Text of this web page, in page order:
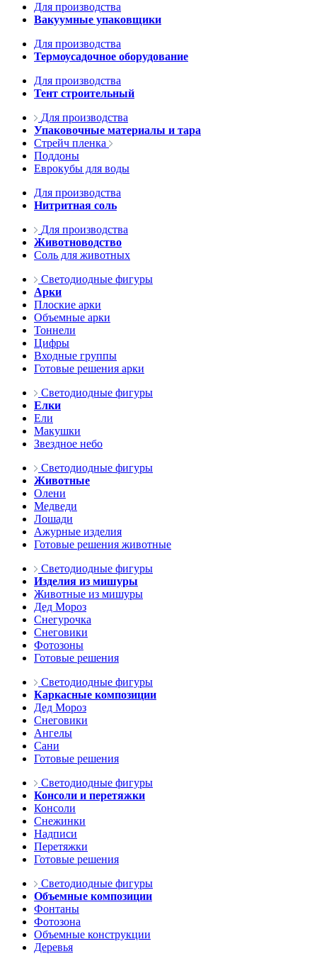
Для производства
Вакуумные упаковщики
Для производства
Термоусадочное оборудование
Для производства
Тент строительный
Для производства
Упаковочные материалы и тара
Стрейч пленка
Поддоны
Еврокубы для воды
Для производства
Нитритная соль
Для производства
Животноводство
Соль для животных
Светодиодные фигуры
Арки
Плоские арки
Объемные арки
Тоннели
Цифры
Входные группы
Готовые решения арки
Светодиодные фигуры
Елки
Ели
Макушки
Звездное небо
Светодиодные фигуры
Животные
Олени
Медведи
Лошади
Ажурные изделия
Готовые решения животные
Светодиодные фигуры
Изделия из мишуры
Животные из мишуры
Дед Мороз
Снегурочка
Снеговики
Фотозоны
Готовые решения
Светодиодные фигуры
Каркасные композиции
Дед Мороз
Снеговики
Ангелы
Сани
Готовые решения
Светодиодные фигуры
Консоли и перетяжки
Консоли
Снежинки
Надписи
Перетяжки
Готовые решения
Светодиодные фигуры
Объемные композиции
Фонтаны
Фотозона
Объемные конструкции
Деревья